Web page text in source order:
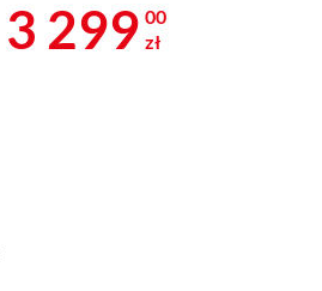
Cena 3 299 zł
3 299 00
zł